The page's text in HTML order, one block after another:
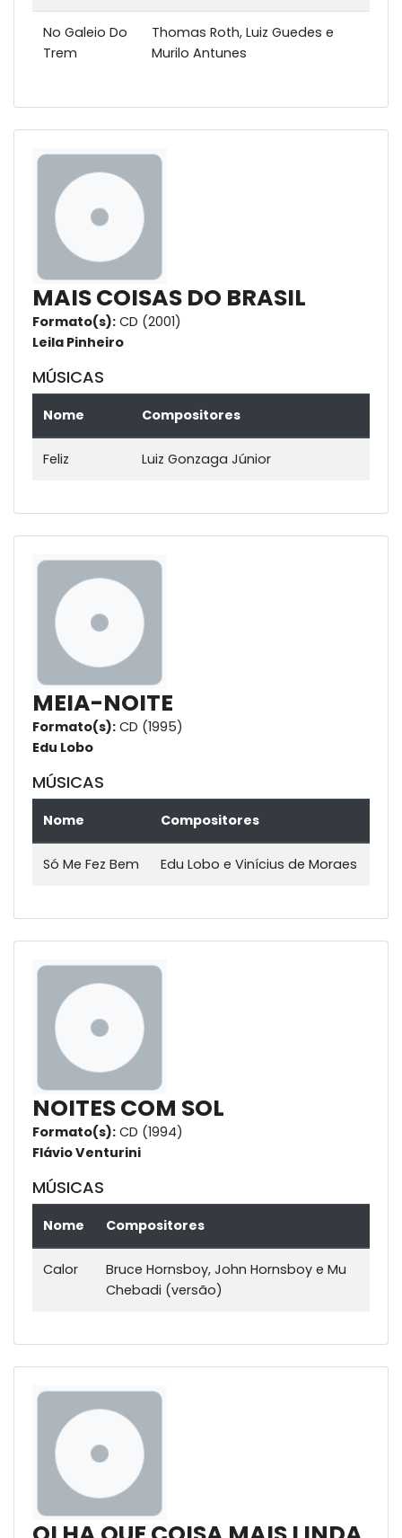
No Galeio Do
Trem
Thomas Roth, Luiz Guedes e
Murilo Antunes
MAIS COISAS DO BRASIL
Formato(s): CD (2001)
Leila Pinheiro
MÚSICAS
Nome Compositores
Feliz Luiz Gonzaga Júnior
MEIA-NOITE
Formato(s): CD (1995)
Edu Lobo
MÚSICAS
Nome Compositores
Só Me Fez Bem Edu Lobo e Vinícius de Moraes
NOITES COM SOL
Formato(s): CD (1994)
Flávio Venturini
MÚSICAS
Nome Compositores
Calor
Bruce Hornsboy, John Hornsboy e Mu
Chebadi (versão)